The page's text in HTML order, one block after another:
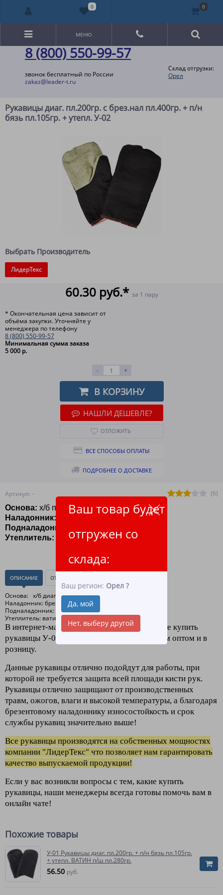
8 (800) 550-99-57
звонок бесплатный по России
zakaz@leader-t.ru
Склад отгрузки:
Орел
Ваш товар будет
отгружен со
склада:
Ваш регион: Орел ?
Да, мой
Нет, выберу другой
МЕНЮ
Рукавицы диаг. пл.200гр. с брез.нал пл.400гр. + п/н
бязь пл.105гр. + утепл. У-02
Артикул: -
(6)
Основа: х/б плотность 220
Наладонник:
Подналадонник:
Утеплитель: Ватин
Выбрать Производитель
ЛидерТекс
60.30 руб.* за 1 пару
* Окончательная цена зависит от
объёма закупки. Уточняйте у
менеджера по телефону
8 (800) 550-99-57
Минимальная сумма заказа
5 000 р.
- +
В КОРЗИНУ
НАШЛИ ДЕШЕВЛЕ?
ОТЛОЖИТЬ
ВСЕ СПОСОБЫ ОПЛАТЫ
ПОДРОБНЕЕ О ДОСТАВКЕ
ОПИСАНИЕ ОТЗЫВЫ
Основа: х/б диагональ пл.220
Наладонник: брезент пл. 400
Подналадонник: бязь
Утеплитель: ватин
В интернет-магазине "ЛидерТекс" вы можете купить
рукавицы У-02 с брезентовым наладонником оптом и в
розницу.
Данные рукавицы отлично подойдут для работы, при
которой не требуется защита всей площади кисти рук.
Рукавицы отлично защищают от производственных
травм, ожогов, влаги и высокой температуры, а благодаря
брезентовому наладоннику износостойкость и срок
службы рукавиц значительно выше!
Все рукавицы производятся на собственных мощностях
компании "ЛидерТекс" что позволяет нам гарантировать
качество выпускаемой продукции!
Если у вас возникли вопросы с тем, какие купить
рукавицы, наши менеджеры всегда готовы помочь вам в
онлайн чате!
Похожие товары
У-01 Рукавицы диаг. пл.200гр. + п/н бязь пл.105гр.
+ утепл. ВАТИН п/ш пл.280гр.
56.50 руб.
0 0